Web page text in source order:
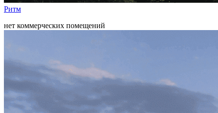
Ритм
нет коммерческих помещений